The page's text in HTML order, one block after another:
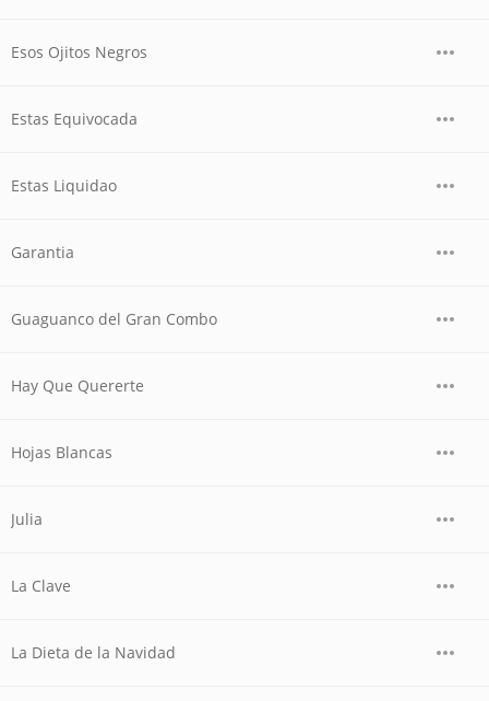
Esos Ojitos Negros
Estas Equivocada
Estas Liquidao
Garantia
Guaguanco del Gran Combo
Hay Que Quererte
Hojas Blancas
Julia
La Clave
La Dieta de la Navidad